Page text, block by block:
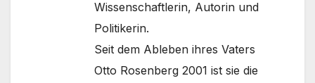
Wissenschaftlerin, Autorin und
Politikerin.
Seit dem Ableben ihres Vaters
Otto Rosenberg 2001 ist sie die